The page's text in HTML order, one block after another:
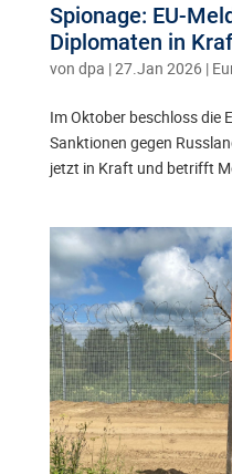
Spionage: EU-
Diplomaten in
von dpa |27.Jan 2026 |
Im Oktober beschloss die
Sanktionen gegen
jetzt in Kraft und betrifft